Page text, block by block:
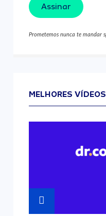
Assinar
Prometemos nunca te mandar
MELHORES VÍDEOS